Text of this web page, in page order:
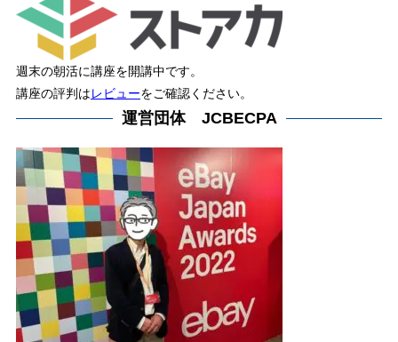
週末の朝活に講座を開講中です。
講座の評判はレビューをご確認ください。
運営団体 JCBECPA